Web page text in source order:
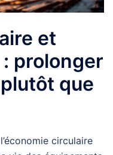
et
prolonger
que
circulaire